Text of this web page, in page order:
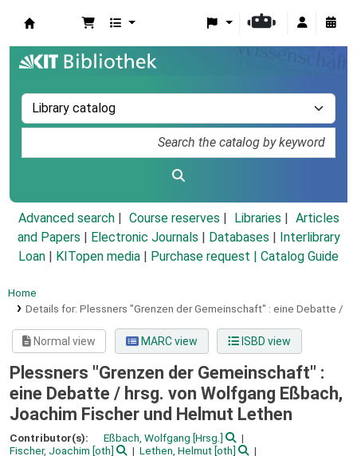
Advanced search Course reserves Libraries
Articles
and Papers
Electronic Journals Databases
Interlibrary
Loan
KITopen media Purchase request | Catalog Guide
Home
Details for: Plessners "Grenzen der Gemeinschaft" : eine Debatte /
Normal view MARC view ISBD view
Plessners "Grenzen der Gemeinschaft" :
eine Debatte / hrsg. von Wolfgang Eßbach,
Joachim Fischer und Helmut Lethen
Contributor(s): Eßbach, Wolfgang [Hrsg.]
Fischer, Joachim [oth] Lethen, Helmut[oth]